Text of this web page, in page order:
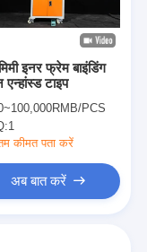
इनर फ्रेम बाइंडिंग
एन्हांस्ड टाइप
PCS
1
कीमत पता करें
अब बात करें